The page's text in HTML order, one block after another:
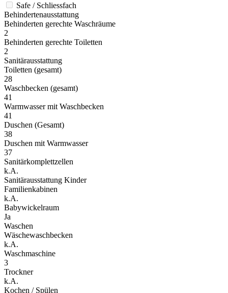
Safe / Schliessfach
Behindertenausstattung
Behinderten gerechte Waschräume
2
Behinderten gerechte Toiletten
2
Sanitärausstattung
Toiletten (gesamt)
28
Waschbecken (gesamt)
41
Warmwasser mit Waschbecken
41
Duschen (Gesamt)
38
Duschen mit Warmwasser
37
Sanitärkomplettzellen
k.A.
Sanitärausstattung Kinder
Familienkabinen
k.A.
Babywickelraum
Ja
Waschen
Wäschewaschbecken
k.A.
Waschmaschine
3
Trockner
k.A.
Kochen / Spülen